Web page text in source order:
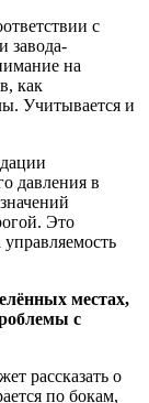
с
завода-
на
как
Учитывается и
давления в
Это
местах,
с
рассказать о
по бокам,